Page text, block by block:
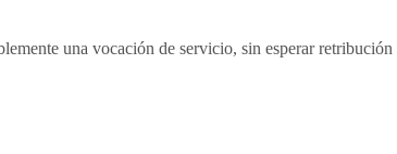
una vocación de servicio, sin esperar